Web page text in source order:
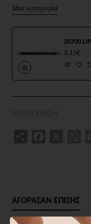
Ίδια κατηγορία
3,15€
ΚΟΙΝΟΠΟΙΗΣΗ
ΑΓΟΡΑΣΑΝ ΕΠΙΣΗΣ